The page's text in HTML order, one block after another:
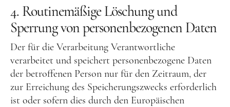
4. Routinemäßige Löschung und
Sperrung von personenbezogenen Daten
Der für die Verarbeitung Verantwortliche
verarbeitet und speichert personenbezogene Daten
der betroffenen Person nur für den Zeitraum, der
zur Erreichung des Speicherungszwecks erforderlich
ist oder sofern dies durch den Europäischen